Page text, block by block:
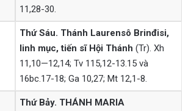
11,28-30.
Thứ Sáu. Thánh Laurensô Brinđisi,
linh mục, tiến sĩ Hội Thánh (Tr). Xh
11,10—12,14; Tv 115,12-13.15 và
16bc.17-18; Ga 10,27; Mt 12,1-8.
Thứ Bảy. THÁNH MARIA